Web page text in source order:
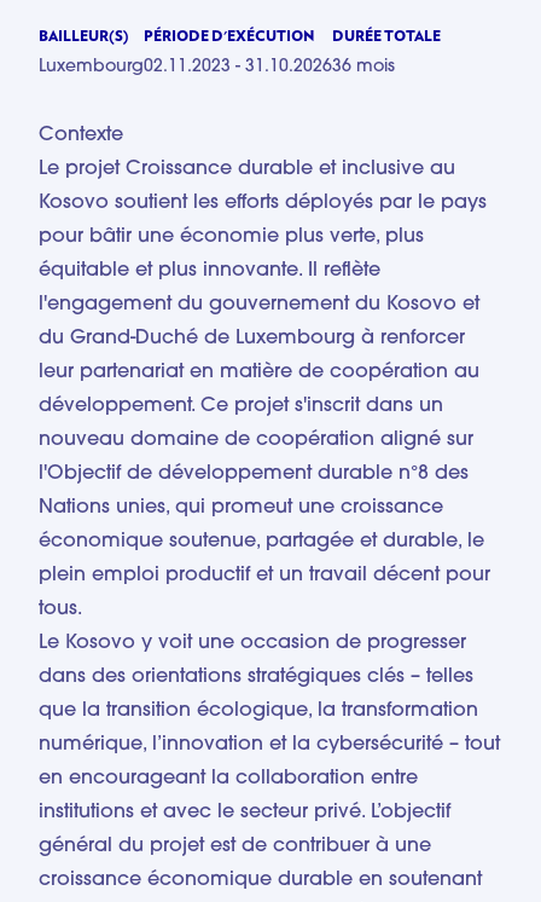
BAILLEUR(S)
Luxembourg
PÉRIODE D'EXÉCUTION
02.11.2023 - 31.10.2026
DURÉE TOTALE
36 mois
Contexte
Le projet Croissance durable et inclusive au
Kosovo soutient les efforts déployés par le pays
pour bâtir une économie plus verte, plus
équitable et plus innovante. Il reflète
l'engagement du gouvernement du Kosovo et
du Grand-Duché de Luxembourg à renforcer
leur partenariat en matière de coopération au
développement. Ce projet s'inscrit dans un
nouveau domaine de coopération aligné sur
l'Objectif de développement durable n°8 des
Nations unies, qui promeut une croissance
économique soutenue, partagée et durable, le
plein emploi productif et un travail décent pour
tous.
Le Kosovo y voit une occasion de progresser
dans des orientations stratégiques clés – telles
que la transition écologique, la transformation
numérique, l’innovation et la cybersécurité – tout
en encourageant la collaboration entre
institutions et avec le secteur privé. L’objectif
général du projet est de contribuer à une
croissance économique durable en soutenant